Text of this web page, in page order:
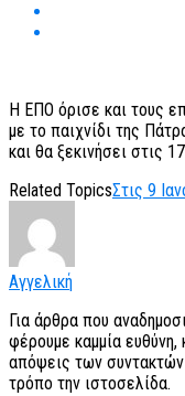
Η ΕΠΟ όρισε και τους
με το παιχνίδι της
και θα ξεκινήσει στις
Related TopicsΣτις 9
Αγγελική
Για άρθρα που
φέρουμε καμμία
απόψεις των συντακτών
τρόπο την ιστοσελίδα.